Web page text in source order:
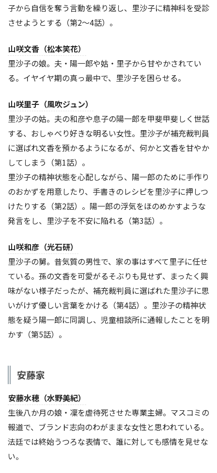
子から自信を奪う言動を繰り返し、里沙子に精神科を受診
させようとする（第2～4話）。
山咲文香（松本笑花）
里沙子の娘。夫・陽一郎や姑・里子から甘やかされてい
る。イヤイヤ期の真っ最中で、里沙子を困らせる。
山咲里子（風吹ジュン）
里沙子の姑。夫の和彦や息子の陽一郎を甲斐甲斐しく世話
する、おしゃべり好きな明るい女性。里沙子が補充裁判員
に選ばれ文香を預かるようになるが、何かと文香を甘やか
してしまう（第1話）。
里沙子の精神状態を心配しながら、陽一郎のために手作り
のおかずを用意したり、手書きのレシピを里沙子に押しつ
けたりする（第2話）。陽一郎の浮気をほのめかすような
発言をし、里沙子を不安に陥れる（第3話）。
山咲和彦（光石研）
里沙子の舅。昔気質の男性で、家の事はすべて里子に任せ
ている。孫の文香を可愛がるそぶりも見せず、まったく興
味がない様子だったが、補充裁判員に選ばれた里沙子に思
いがけず優しい言葉をかける（第4話）。里沙子の精神状
態を疑う陽一郎に同調し、児童相談所に通報したことを明
かす（第5話）。
安藤家
安藤水穂（水野美紀）
生後八か月の娘・凜を虐待死させた専業主婦。マスコミの
報道で、ブランド志向のわがままな女性と思われている。
法廷では終始うつろな表情で、誰に対しても感情を見せな
い。